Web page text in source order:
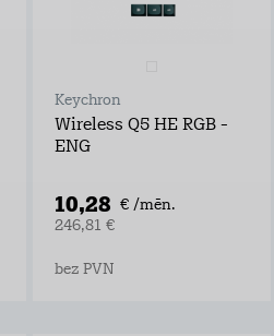
Keychron
Wireless Q5 HE RGB -
ENG
10,28 € /mēn.
246,81 €
bez PVN